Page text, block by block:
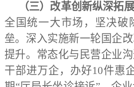
（三）改革创新纵深拓展
全国统一大市场，坚决破
垒。深入实施新一轮国企
提升。常态化与民营企业
干部进万企，办好10件惠